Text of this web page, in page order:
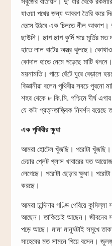
যাওয়া পথের জন্য আবরণ তৈরি করে
ভেসে উঠবে এক চিলতে নীল আকাশ।
ছাউনি। ছাপ ছাপ কুর্দি পরে মূর্তির
হাতে লাল বাটের অস্ত্র ঝুলছে। কোথাও
কোদাল হাতে নেমে পড়েছে মাটি
ময়নামতি। পায়ে হেঁটে ঘুরে বেড়ালে
বিজ্ঞানীরা বলেন পৃথিবীর সবচে পুরনো
শহর থেকে ৮ কি.মি. পশ্চিমে দীর্ঘ
যে কটা প্রত্নতাত্ত্বিক নিদর্শন
এক পৃথিবীর ক্ষুধা
আমরা হোটেল খুঁজছি। পরোটা খুঁজছি।
চেয়ার প্লেট গ্লাস খাবারের যত
লেগেছে। পরোটা ছেড়ার ক্ষুধা।
করছে।
আমরা চান্দিনার গণ্ডি পেরিয়ে
আছেন। তাকিয়েই আছেন। জীবনের
পড়ে আছে। মামা মানুষটাই সমুখে
সাহেবের মত সামনে গিয়ে বসেন।